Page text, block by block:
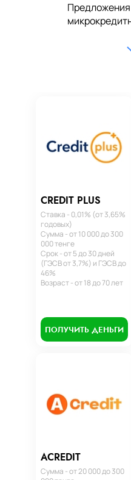
CREDIT PLUS
Ставка - 0,01% (от 3,65%
годовых)
Сумма - от 10 000 до 300
000 тенге
Срок - от 5 до 30 дней
(ГЭСВ от 3,7%) и ГЭСВ до
46%
Возраст - от 18 до 70 лет
ПОЛУЧИТЬ ДЕНЬГИ
ACREDIT
Сумма - от 20 000 до 300